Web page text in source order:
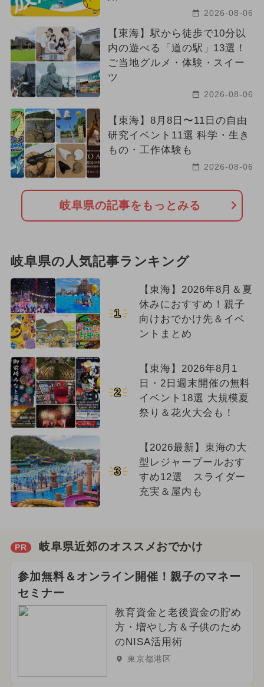
2026-08-06
【東海】駅から徒歩で10分以
内の遊べる「道の駅」13選！
ご当地グルメ・体験・スイー
ツ
2026-08-06
【東海】8月8日〜11日の自由
研究イベント11選 科学・生き
もの・工作体験も
2026-08-06
岐阜県の記事をもっとみる
岐阜県の人気記事ランキング
1
【東海】2026年8月＆夏
休みにおすすめ！親子
向けおでかけ先＆イベ
ントまとめ
2
【東海】2026年8月1
日・2日週末開催の無料
イベント18選 大規模夏
祭り＆花火大会も！
3
【2026最新】東海の大
型レジャープールおす
すめ12選 スライダー
充実＆屋内も
PR 岐阜県近郊のオススメおでかけ
参加無料＆オンライン開催！親子のマネー
セミナー
教育資金と老後資金の貯め
方・増やし方＆子供のため
のNISA活用術
東京都港区